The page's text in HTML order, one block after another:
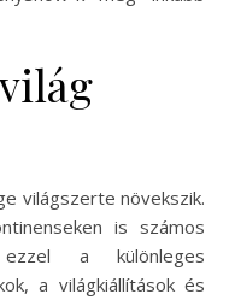
világszerte növekszik.
is számos
ezzel a különleges
a világkiállítások és